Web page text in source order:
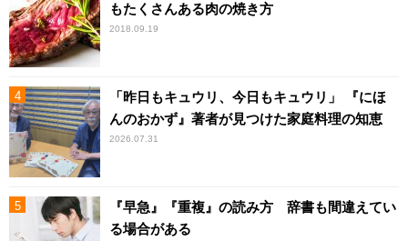
もたくさんある肉の焼き方
2018.09.19
「昨日もキュウリ、今日もキュウリ」 『にほ
んのおかず』著者が見つけた家庭料理の知恵
2026.07.31
『早急』『重複』の読み方 辞書も間違えてい
る場合がある